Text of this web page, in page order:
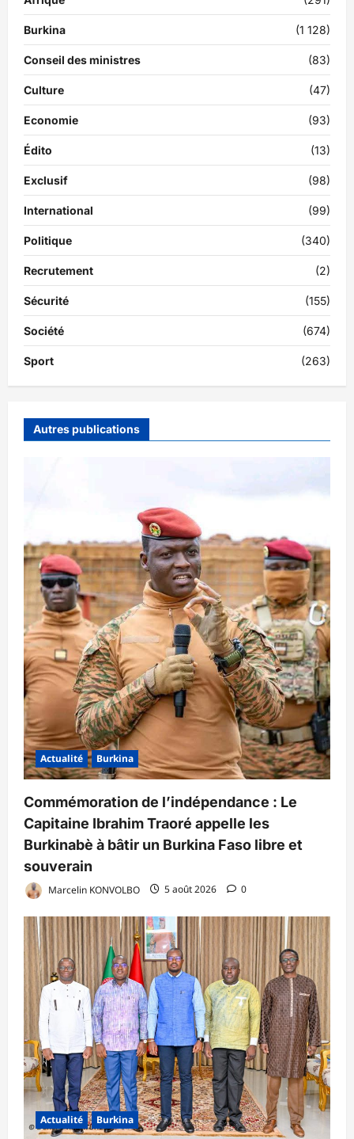
Burkina (1 128)
Conseil des ministres (83)
Culture (47)
Economie (93)
Édito (13)
Exclusif (98)
International (99)
Politique (340)
Recrutement (2)
Sécurité (155)
Société (674)
Sport (263)
Autres publications
Actualité Burkina
Commémoration de l’indépendance : Le
Capitaine Ibrahim Traoré appelle les
Burkinabè à bâtir un Burkina Faso libre et
souverain
Marcelin KONVOLBO 5 août 2026 0
Actualité Burkina